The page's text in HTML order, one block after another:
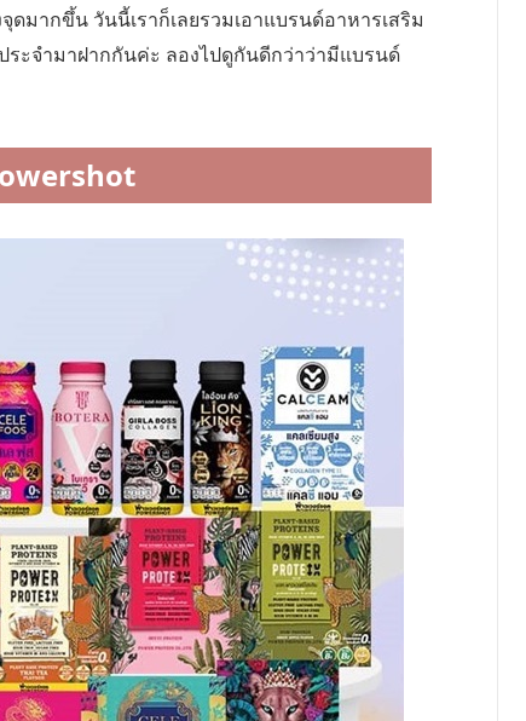
มากขึ้น วันนี้เราก็เลยรวมเอาแบรนด์อาหารเสริม
ะจำมาฝากกันค่ะ ลองไปดูกันดีกว่าว่ามีแบรนด์